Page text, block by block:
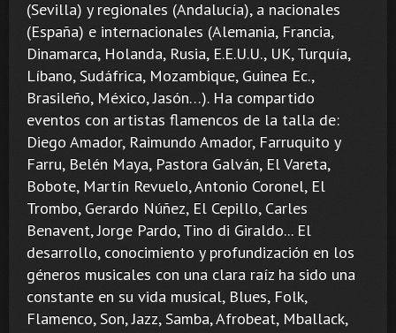
(Sevilla) y regionales (Andalucía), a nacionales
(España) e internacionales (Alemania, Francia,
Dinamarca, Holanda, Rusia, E.E.U.U., UK, Turquía,
Líbano, Sudáfrica, Mozambique, Guinea Ec.,
Brasileño, México, Jasón…). Ha compartido
eventos con artistas flamencos de la talla de:
Diego Amador, Raimundo Amador, Farruquito y
Farru, Belén Maya, Pastora Galván, El Vareta,
Bobote, Martín Revuelo, Antonio Coronel, El
Trombo, Gerardo Núñez, El Cepillo, Carles
Benavent, Jorge Pardo, Tino di Giraldo... El
desarrollo, conocimiento y profundización en los
géneros musicales con una clara raíz ha sido una
constante en su vida musical, Blues, Folk,
Flamenco, Son, Jazz, Samba, Afrobeat, Mballack,